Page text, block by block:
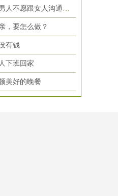
不愿跟女人沟通，怎么
，要怎么做？
有钱
下班回家
美好的晚餐